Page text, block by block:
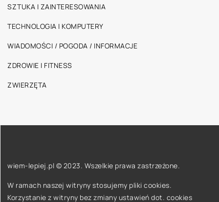
SZTUKA I ZAINTERESOWANIA
TECHNOLOGIA I KOMPUTERY
WIADOMOŚCI / POGODA / INFORMACJE
ZDROWIE I FITNESS
ZWIERZĘTA
wiem-lepiej.pl © 2023. Wszelkie prawa zastrzeżone.
W ramach naszej witryny stosujemy pliki cookies.
Korzystanie z witryny bez zmiany ustawień dot. cookies